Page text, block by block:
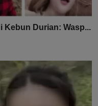
Kebun Durian: Wasp...